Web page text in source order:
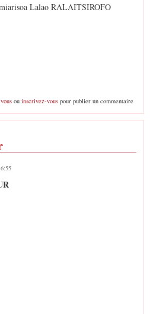
Lalao RALAITSIROFO
ou inscrivez-vouspour publier un commentaire